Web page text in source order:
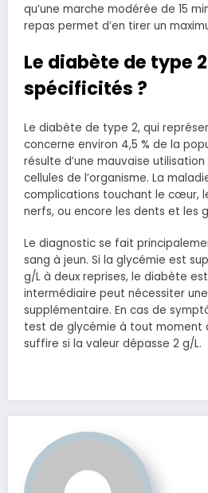
qu’une marche modérée de 15
repas permet d’en tirer un
Le diabète de type
spécificités ?
Le diabète de type 2, qui
concerne environ 4,5 % de la
résulte d’une mauvaise utilisation
cellules de l’organisme. La
complications touchant le cœur,
nerfs, ou encore les dents et les
Le diagnostic se fait
sang à jeun. Si la glycémie est
g/L à deux reprises, le diabète
intermédiaire peut nécessiter
supplémentaire. En cas de
test de glycémie à tout moment
suffire si la valeur dépasse 2 g/L.